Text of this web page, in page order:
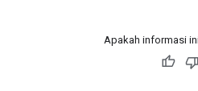
Apakah informasi